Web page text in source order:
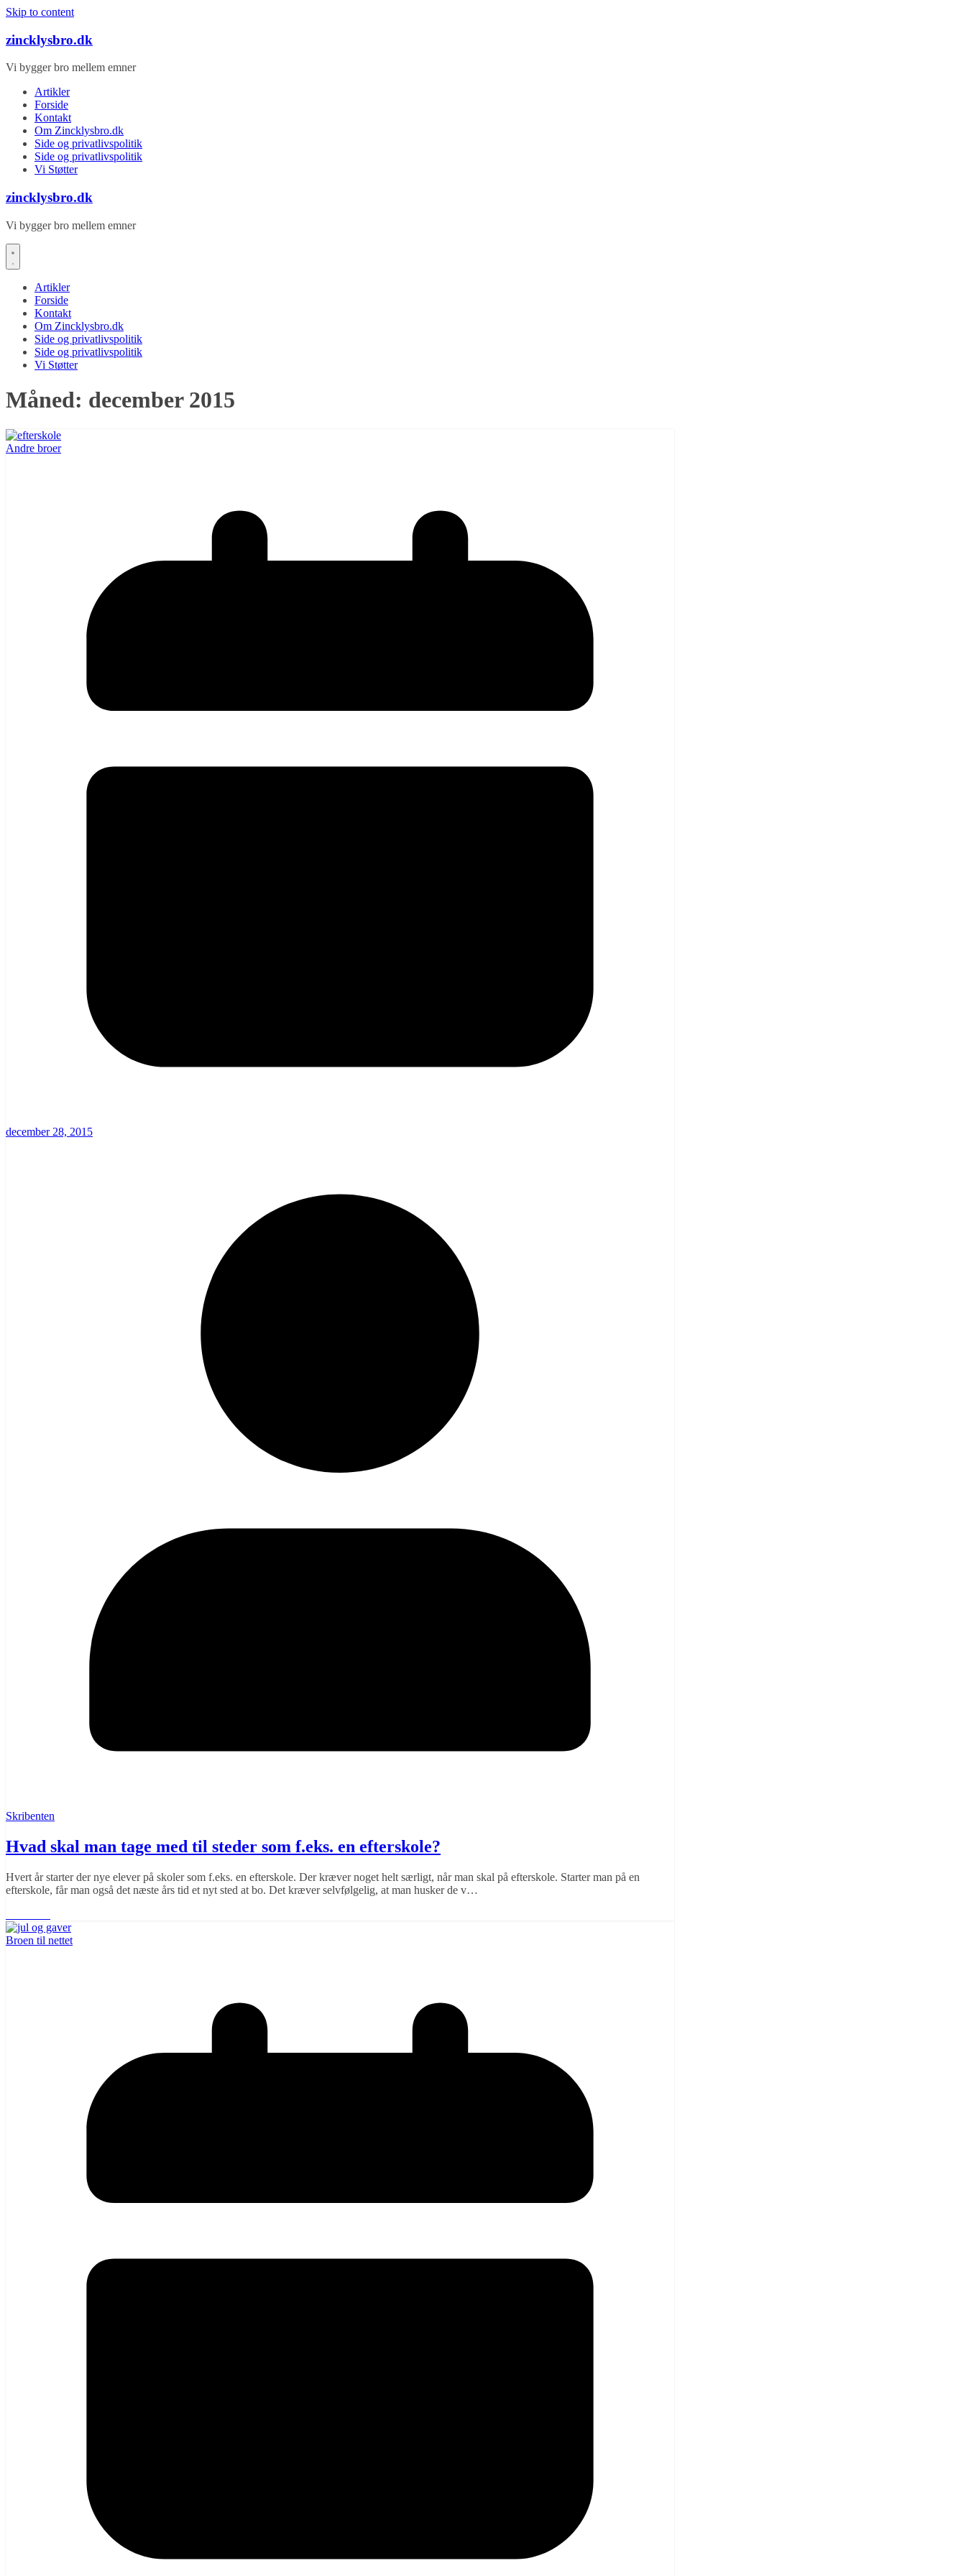
Skip to content
zincklysbro.dk
Vi bygger bro mellem emner
Artikler
Forside
Kontakt
Om Zincklysbro.dk
Side og privatlivspolitik
Side og privatlivspolitik
Vi Støtter
zincklysbro.dk
Vi bygger bro mellem emner
Artikler
Forside
Kontakt
Om Zincklysbro.dk
Side og privatlivspolitik
Side og privatlivspolitik
Vi Støtter
Måned: december 2015
Andre broer
december 28, 2015
Skribenten
Hvad skal man tage med til steder som f.eks. en efterskole?
Hvert år starter der nye elever på skoler som f.eks. en efterskole. Der kræver noget helt særligt, når man skal på efterskole. Starter man på en
efterskole, får man også det næste års tid et nyt sted at bo. Det kræver selvfølgelig, at man husker de v…
Broen til nettet